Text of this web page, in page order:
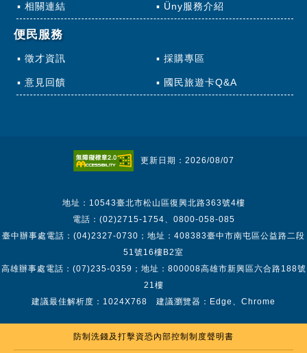
相關連結 Üny服務介紹
便民服務
徵才資訊 採購專區
意見回饋 國民旅遊卡Q&A
更新日期：2026/08/07
地址：10543臺北市松山區復興北路363號4樓
電話：(02)2715-1754、0800-058-085
臺中辦事處電話：(04)2327-0730；地址：408383臺中市南屯區公益路二段
51號16樓B2室
高雄辦事處電話：(07)235-0359；地址：800008高雄市新興區六合路188號
21樓
建議最佳解析度：1024X768 建議瀏覽器：Edge、Chrome
防制洗錢及打擊資恐內部控制制度聲明書